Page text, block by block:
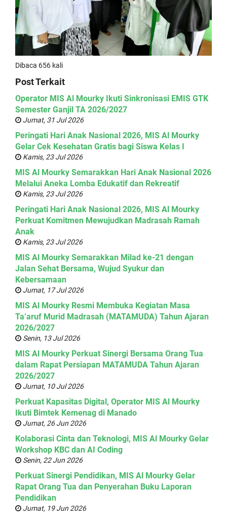
Dibaca 656 kali
Post Terkait
Operator MIS Al Mourky Ikuti Sinkronisasi EMIS GTK
Semester Ganjil TA 2026/2027
Jumat, 31 Jul 2026
Peringati Hari Anak Nasional 2026, MIS Al Mourky
Gelar Cek Kesehatan Gratis bagi Siswa Kelas I
Kamis, 23 Jul 2026
MIS Al Mourky Semarakkan Hari Anak Nasional 2026
Melalui Aneka Lomba Edukatif dan Rekreatif
Kamis, 23 Jul 2026
Peringati Hari Anak Nasional 2026, MIS Al Mourky
Perkuat Komitmen Mewujudkan Madrasah Ramah
Anak
Kamis, 23 Jul 2026
MIS Al Mourky Semarakkan Milad ke-21 dengan
Jalan Sehat Bersama, Wujud Syukur dan
Kebersamaan
Jumat, 17 Jul 2026
MIS Al Mourky Resmi Membuka Kegiatan Masa
Ta’aruf Murid Madrasah (MATAMUDA) Tahun Ajaran
2026/2027
Senin, 13 Jul 2026
MIS Al Mourky Perkuat Sinergi Bersama Orang Tua
dalam Rapat Persiapan MATAMUDA Tahun Ajaran
2026/2027
Jumat, 10 Jul 2026
Perkuat Kapasitas Digital, Operator MIS Al Mourky
Ikuti Bimtek Kemenag di Manado
Jumat, 26 Jun 2026
Kolaborasi Cinta dan Teknologi, MIS Al Mourky Gelar
Workshop KBC dan AI Coding
Senin, 22 Jun 2026
Perkuat Sinergi Pendidikan, MIS Al Mourky Gelar
Rapat Orang Tua dan Penyerahan Buku Laporan
Pendidikan
Jumat, 19 Jun 2026